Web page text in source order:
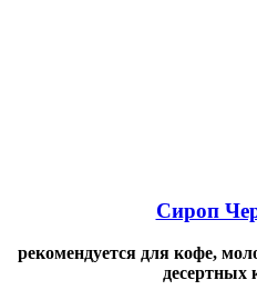
Сироп
рекомендуется для кофе,
десертных